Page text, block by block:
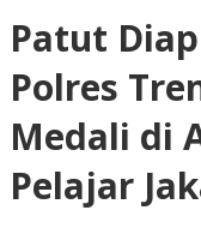
Patut
Polres
Medali di
Pelajar